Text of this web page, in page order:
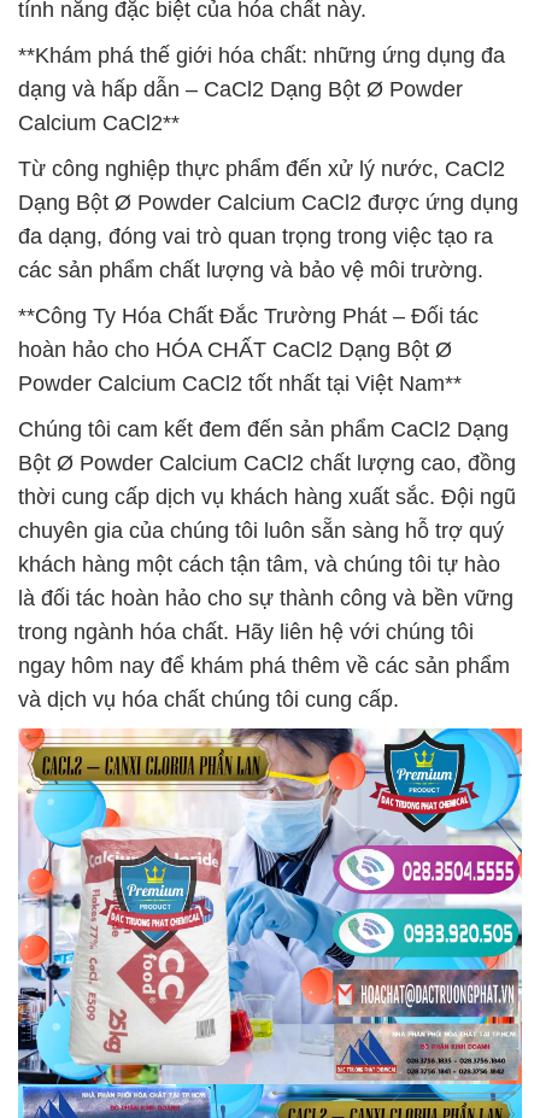
tính năng đặc biệt của hóa chất này.
**Khám phá thế giới hóa chất: những ứng dụng đa
dạng và hấp dẫn – CaCl2 Dạng Bột Ø Powder
Calcium CaCl2**
Từ công nghiệp thực phẩm đến xử lý nước, CaCl2
Dạng Bột Ø Powder Calcium CaCl2 được ứng dụng
đa dạng, đóng vai trò quan trọng trong việc tạo ra
các sản phẩm chất lượng và bảo vệ môi trường.
**Công Ty Hóa Chất Đắc Trường Phát – Đối tác
hoàn hảo cho HÓA CHẤT CaCl2 Dạng Bột Ø
Powder Calcium CaCl2 tốt nhất tại Việt Nam**
Chúng tôi cam kết đem đến sản phẩm CaCl2 Dạng
Bột Ø Powder Calcium CaCl2 chất lượng cao, đồng
thời cung cấp dịch vụ khách hàng xuất sắc. Đội ngũ
chuyên gia của chúng tôi luôn sẵn sàng hỗ trợ quý
khách hàng một cách tận tâm, và chúng tôi tự hào
là đối tác hoàn hảo cho sự thành công và bền vững
trong ngành hóa chất. Hãy liên hệ với chúng tôi
ngay hôm nay để khám phá thêm về các sản phẩm
và dịch vụ hóa chất chúng tôi cung cấp.